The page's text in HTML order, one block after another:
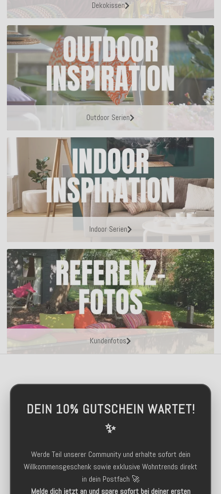
Dekokissen
Outdoor Serien
Indoor Serien
Kundenfotos
DEIN 10% GUTSCHEIN WARTET!
✨
Werde Teil unserer Community und erhalte sofort dein
Willkommensgeschenk sowie exklusive Wohntrends direkt
in dein Postfach 🚀
Melde dich jetzt an und spare sofort bei deiner ersten